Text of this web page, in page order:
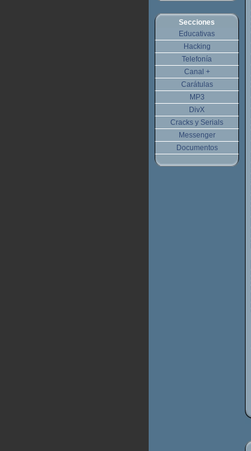
Secciones
Educativas
Hacking
Telefonía
Canal +
Carátulas
MP3
DivX
Cracks y Serials
Messenger
Documentos